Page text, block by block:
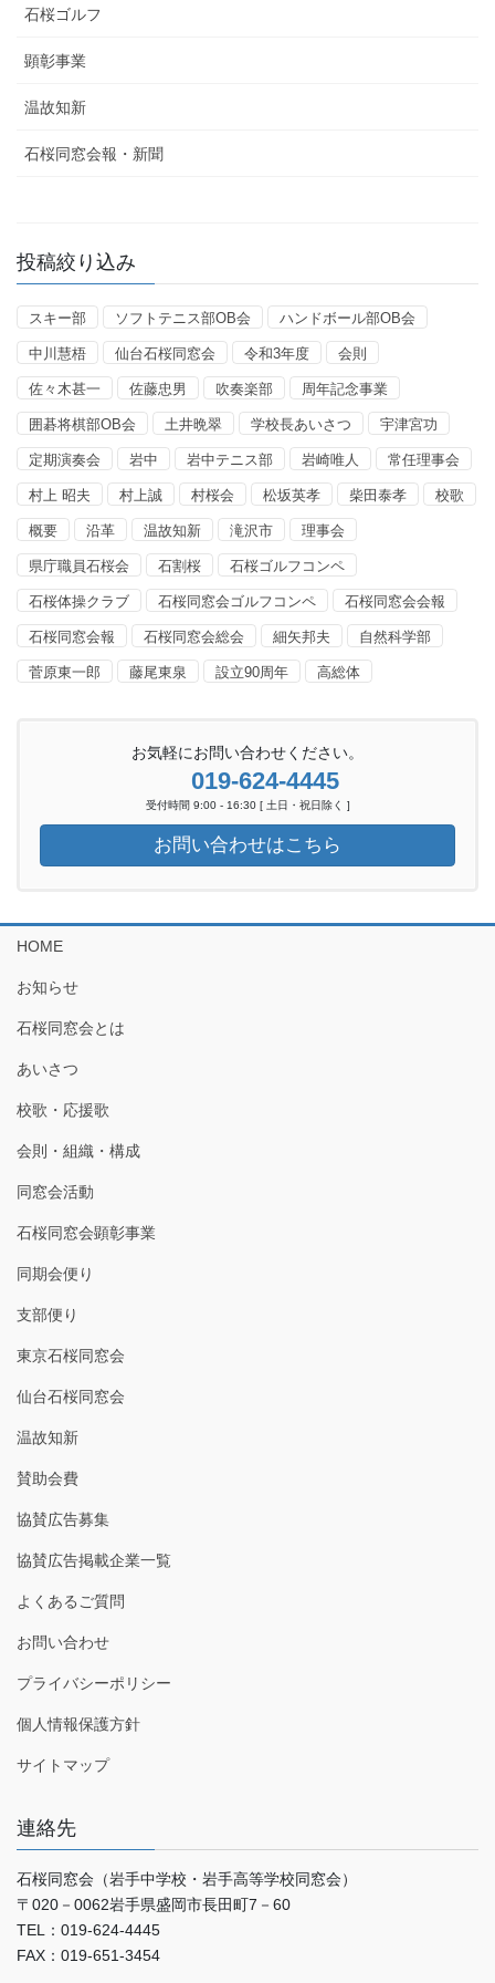
石桜ゴルフ
顕彰事業
温故知新
石桜同窓会報・新聞
投稿絞り込み
スキー部 ソフトテニス部OB会 ハンドボール部OB会
中川慧梧 仙台石桜同窓会 令和3年度 会則
佐々木甚一 佐藤忠男 吹奏楽部 周年記念事業
囲碁将棋部OB会 土井晩翠 学校長あいさつ 宇津宮功
定期演奏会 岩中 岩中テニス部 岩崎唯人 常任理事会
村上 昭夫 村上誠 村桜会 松坂英孝 柴田泰孝 校歌
概要 沿革 温故知新 滝沢市 理事会
県庁職員石桜会 石割桜 石桜ゴルフコンペ
石桜体操クラブ 石桜同窓会ゴルフコンペ 石桜同窓会会報
石桜同窓会報 石桜同窓会総会 細矢邦夫 自然科学部
菅原東一郎 藤尾東泉 設立90周年 高総体
お気軽にお問い合わせください。
019-624-4445
受付時間 9:00 - 16:30 [ 土日・祝日除く ]
お問い合わせはこちら
HOME
お知らせ
石桜同窓会とは
あいさつ
校歌・応援歌
会則・組織・構成
同窓会活動
石桜同窓会顕彰事業
同期会便り
支部便り
東京石桜同窓会
仙台石桜同窓会
温故知新
賛助会費
協賛広告募集
協賛広告掲載企業一覧
よくあるご質問
お問い合わせ
プライバシーポリシー
個人情報保護方針
サイトマップ
連絡先
石桜同窓会（岩手中学校・岩手高等学校同窓会）
〒020－0062岩手県盛岡市長田町7－60
TEL：019-624-4445
FAX：019-651-3454